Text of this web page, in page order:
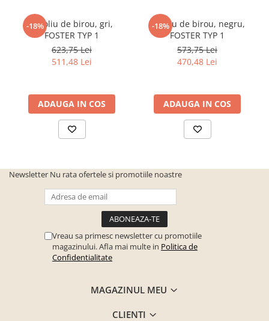
-18%
Fotoliu de birou, gri,
FOSTER TYP 1
623,75 Lei
511,48 Lei
ADAUGA IN COS
-18%
Fotoliu de birou, negru,
FOSTER TYP 1
573,75 Lei
470,48 Lei
ADAUGA IN COS
Newsletter Nu rata ofertele si promotiile noastre
Vreau sa primesc newsletter cu promotiile
magazinului. Afla mai multe in Politica de
Confidentialitate
MAGAZINUL MEU
CLIENTI